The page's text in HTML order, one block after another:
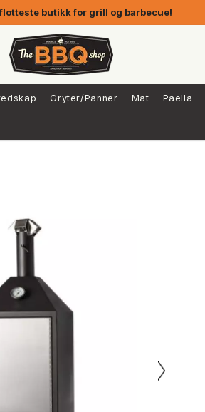
butikk for grill og barbecue!
Gryter/Panner Mat Paella